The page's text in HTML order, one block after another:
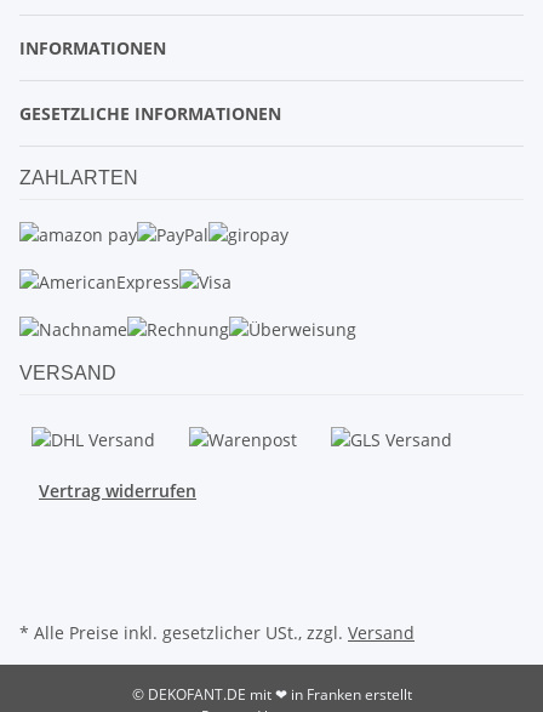
INFORMATIONEN
GESETZLICHE INFORMATIONEN
ZAHLARTEN
VERSAND
Vertrag widerrufen
* Alle Preise inkl. gesetzlicher USt., zzgl. Versand
© DEKOFANT.DE mit ❤ in Franken erstellt